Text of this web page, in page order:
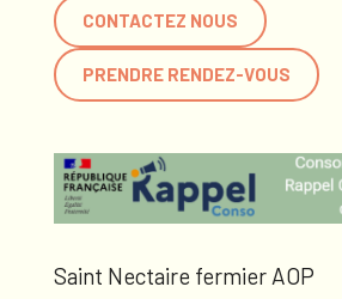
CONTACTEZ NOUS
PRENDRE RENDEZ-VOUS
Saint Nectaire fermier AOP